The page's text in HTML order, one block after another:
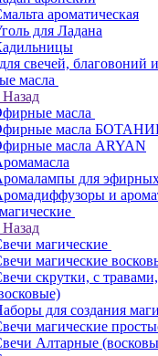
ароматическая
для Ладана
свечей, благовоний
масла
Назад
масла
масла
масла ARYAN
для
и
Назад
магические
магические
скрутки, с
для создания
магические
Алтарные